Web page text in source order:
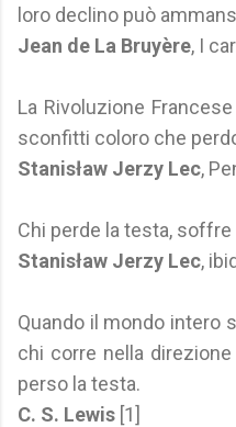
loro declino può
Jean de La Bruyère, I
La Rivoluzione
sconfitti coloro che
Stanisław Jerzy Lec,
Chi perde la testa,
Stanisław Jerzy Lec,
Quando il mondo intero
chi corre nella
perso la testa.
C. S. Lewis [1]